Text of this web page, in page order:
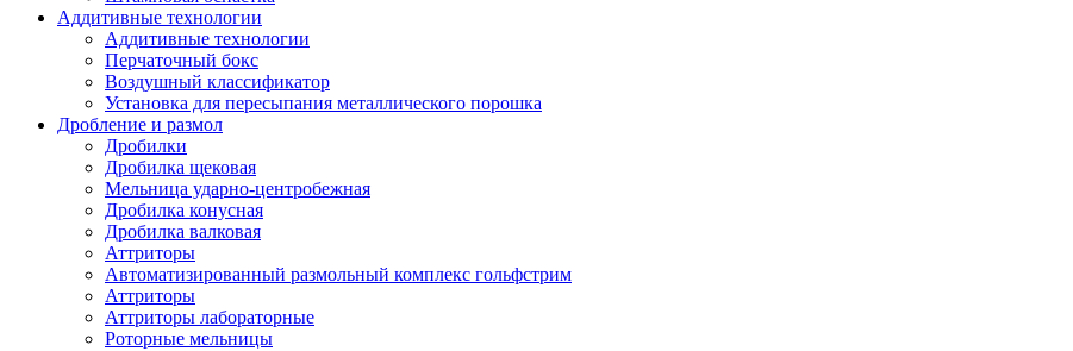
Аддитивные технологии
Аддитивные технологии
Перчаточный бокс
Воздушный классификатор
Установка для пересыпания металлического порошка
Дробление и размол
Дробилки
Дробилка щековая
Мельница ударно-центробежная
Дробилка конусная
Дробилка валковая
Аттриторы
Автоматизированный размольный комплекс гольфстрим
Аттриторы
Аттриторы лабораторные
Роторные мельницы